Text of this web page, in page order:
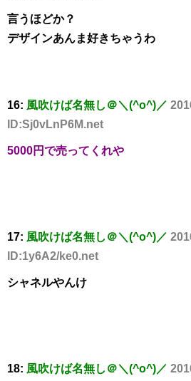
言うほどか？
デザインあんま好きちゃうわ
16: 風吹けば名無し＠＼(^o^)／
ID:Sj0vLnP6M.net
5000円で売ってくれや
17: 風吹けば名無し＠＼(^o^)／
ID:1y6A2/ke0.net
シャネルやんけ
18: 風吹けば名無し＠＼(^o^)／